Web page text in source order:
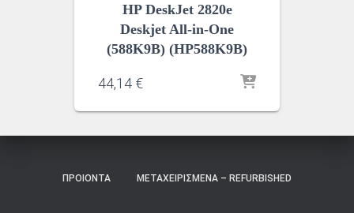
HP DeskJet 2820e
Deskjet All-in-One
(588K9B) (HP588K9B)
44,14 €
ΠΡΟΙΌΝΤΑ ΜΕΤΑΧΕΙΡΙΣΜΈΝΑ – REFURBISHED